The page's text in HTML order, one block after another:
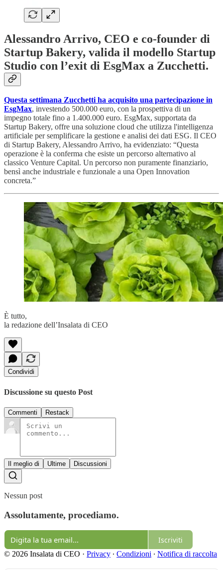
Alessandro Arrivo, CEO e co-founder di
Startup Bakery, valida il modello Startup
Studio con l’exit di EsgMax a Zucchetti.
Questa settimana Zucchetti ha acquisito una partecipazione in
EsgMax, investendo 500.000 euro, con la prospettiva di un
impegno totale fino a 1.400.000 euro. EsgMax, supportata da
Startup Bakery, offre una soluzione cloud che utilizza l'intelligenza
artificiale per semplificare la gestione e analisi dei dati ESG. Il CEO
di Startup Bakery, Alessandro Arrivo, ha evidenziato: “Questa
operazione è la conferma che esiste un percorso alternativo al
classico Venture Capital. Un percorso non puramente finanziario,
bensì anche industriale e funzionale a una Open Innovation
concreta.”
È tutto,
la redazione dell’Insalata di CEO
Condividi
Discussione su questo Post
Commenti Restack
Il meglio di Ultime Discussioni
Nessun post
Assolutamente, procediamo.
Iscriviti
© 2026 Insalata di CEO · Privacy ∙ Condizioni ∙ Notifica di raccolta